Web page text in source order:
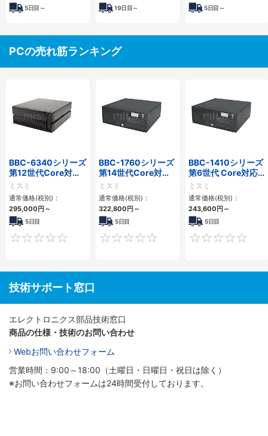
5日目～ 19日目～ 5日目～
PCの売れ筋ランキング
BBC-6340シリーズ
第12世代Core対応
小型フロアマウント
PC2PCI/2PCIe
ミスミ
通常価格(税別)：
295,000円～
5日目
0
BBC-1760シリーズ
第14世代Core対応
小型フロアマウント
3PCIe
ミスミ
通常価格(税別)：
322,800円～
5日目
0
BBC-1410シリーズ
第6世代 Core対応フ
ロアマウントFAPC
3PCI・3PCIe
ミスミ
通常価格(税別)：
243,600円～
5日目
技術サポート窓口
エレクトロニクス部品技術窓口
商品の仕様・技術のお問い合わせ
Webお問い合わせフォーム
営業時間：9:00～18:00（土曜日・日曜日・祝日は除く）
※お問い合わせフォームは24時間受付しております。